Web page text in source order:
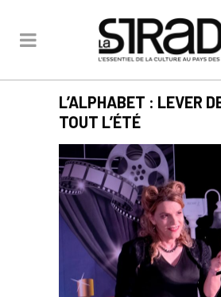
L’ALPHABET : LEVER
TOUT L’ÉTÉ